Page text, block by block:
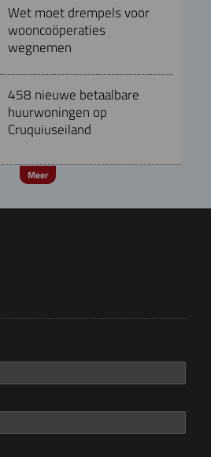
Wet moet drempels voor
wooncoöperaties
wegnemen
458 nieuwe betaalbare
huurwoningen op
Cruquiuseiland
Meer